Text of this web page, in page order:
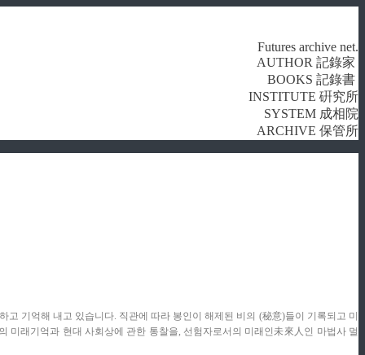
Futures archive net.
AUTHOR 記錄家
BOOKS 記錄書
INSTITUTE 硏究所
SYSTEM 成相院
ARCHIVE 保管所
기억해 내고 있습니다. 직관에 따라 봉인이 해제된 비의 (秘意)들이 기록되고 미
미래기억과 현대 사회상에 관한 통찰을, 선험자로서의 미래인未來人인 마법사 멀